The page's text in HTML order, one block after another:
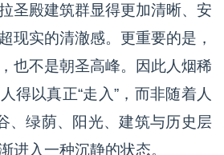
圣殿建筑群显得更加清晰、安
现实的清澈感。更重要的是，
也不是朝圣高峰。因此人烟稀
得以真正“走入”，而非随着人
、绿荫、阳光、建筑与历史层
进入一种沉静的状态。